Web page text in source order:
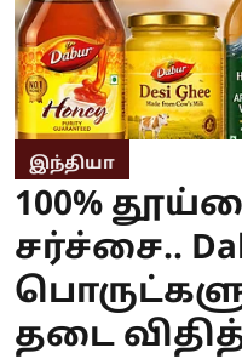
இந்தியா
100%
சர்ச்சை..
தடை